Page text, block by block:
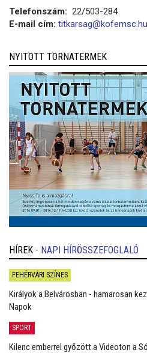
Telefonszám: 22/503-284
E-mail cím: titkarsag@kofemsc.hu
NYITOTT TORNATERMEK
HÍREK - NAPI HÍRÖSSZEFOGLALÓ
FEHÉRVÁRI SZÍNES
Királyok a Belvárosban - hamarosan
Napok
SPORT
Kilenc emberrel győzött a Videoton a